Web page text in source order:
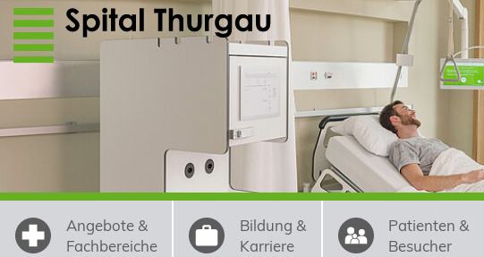
Direkt zum Inhalt
Angebote &
Fachbereiche
Bildung &
Karriere
Patienten &
Besucher